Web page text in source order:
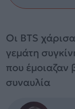
Οι BTS
γεμάτη
που έμοιαζαν
συναυλία